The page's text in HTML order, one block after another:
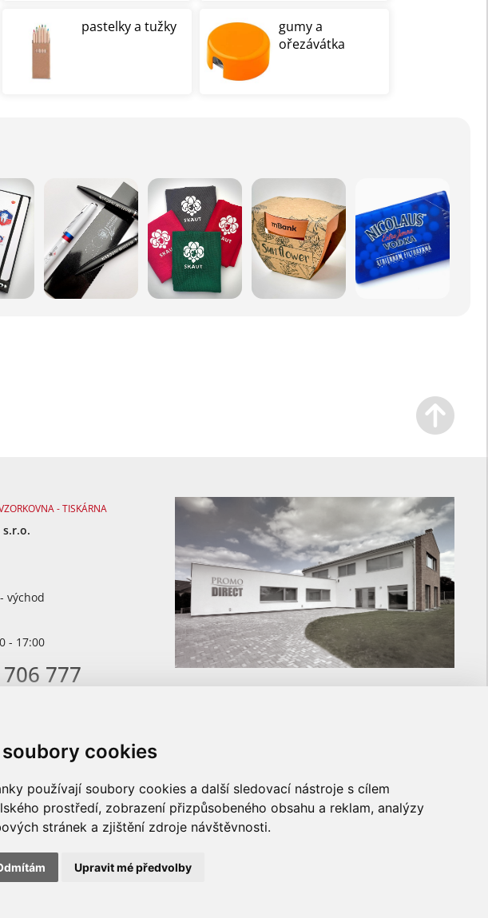
cookies
používají soubory cookies a další sledovací nástroje s cílem
prostředí, zobrazení přizpůsobeného obsahu a reklam, analýzy
stránek a zjištění zdroje návštěvnosti.
Upravit mé předvolby
pastelky a tužky
gumy a
ořezávátka
- TISKÁRNA
východ
- 17:00
777